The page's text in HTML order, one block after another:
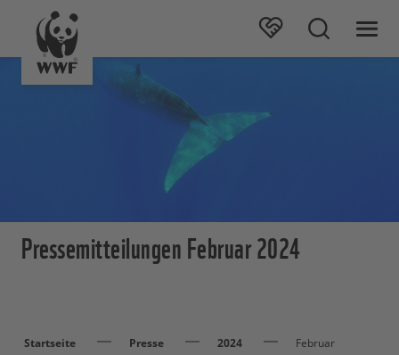
Pressemitteilungen Februar 2024
Startseite Presse 2024 Februar